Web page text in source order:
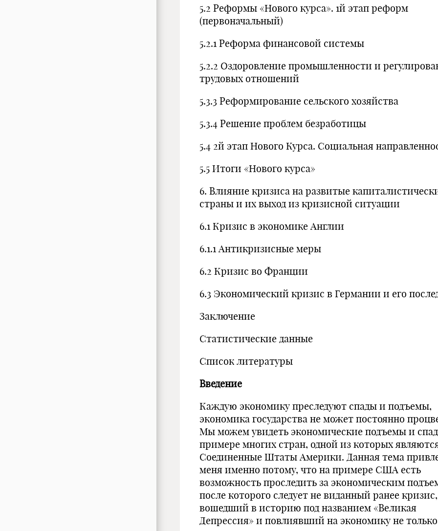
5.2 Реформы «Нового курса». 1й этап реформ
(первоначальный)
5.2.1 Реформа финансовой системы
5.2.2 Оздоровление промышленности и
трудовых отношений
5.3.3 Реформирование сельского хозяйства
5.3.4 Решение проблем безработицы
5.4 2й этап Нового Курса. Социальная
5.5 Итоги «Нового курса»
6. Влияние кризиса на развитые
страны и их выход из кризисной ситуации
6.1 Кризис в экономике Англии
6.1.1 Антикризисные меры
6.2 Кризис во Франции
6.3 Экономический кризис в Германии и его
Заключение
Статистические данные
Список литературы
Введение
Каждую экономику преследуют спады и подъемы,
экономика государства не может постоянно
Мы можем увидеть экономические подъемы и
примере многих стран, одной из которых
Соединенные Штаты Америки. Данная тема
меня именно потому, что на примере США есть
возможность проследить за экономическим
после которого следует не виданный ранее кризис,
вошедший в историю под названием «Великая
Депрессия» и повлиявший на экономику не